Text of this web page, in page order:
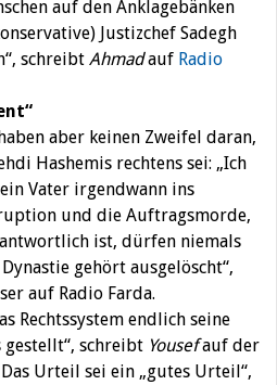
auf den Anklagebänken
Justizchef Sadegh
schreibt Ahmadauf Radio
aber keinen Zweifel daran,
Hashemis rechtens sei: „Ich
Vater irgendwann ins
und die Auftragsmorde,
ist, dürfen niemals
gehört ausgelöscht“,
auf Radio Farda.
Rechtssystem endlich seine
gestellt“, schreibt Yousefauf der
Urteil sei ein „gutes Urteil“,